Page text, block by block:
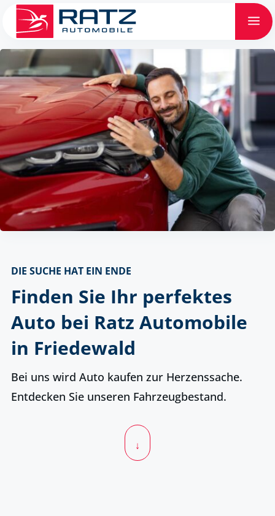
a
DIE SUCHE HAT EIN ENDE
Finden Sie Ihr perfektes
Auto bei Ratz Automobile
in Friedewald
Bei uns wird Auto kaufen zur Herzenssache.
Entdecken Sie unseren Fahrzeugbestand.
↓